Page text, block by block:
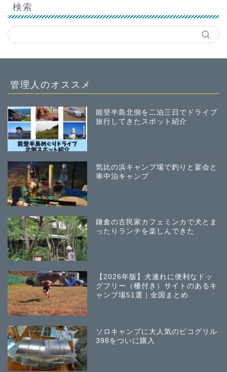
検索
管理人のオススメ
能登半島北側を二泊三日でドライブ
旅行してきたスポット紹介
気比の浜キャンプ場で釣りと宴会と
車中泊キャンプ
鎌倉の古民家カフェミンカで犬とま
ったりランチを楽しんできた
【2026年版】犬連れに便利なドッ
グフリー（柵付き）サイトのあるキ
ャンプ場51選｜全国まとめ
ソロキャンプに大人気のピコグリル
398をついに購入